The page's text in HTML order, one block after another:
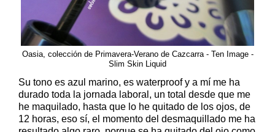
Oasia, colección de Primavera-Verano de Cazcarra - Ten Image -
Slim Skin Liquid
Su tono es azul marino, es waterproof y a mí me ha
durado toda la jornada laboral, un total desde que me
he maquilado, hasta que lo he quitado de los ojos, de
12 horas, eso sí, el momento del desmaquillado me ha